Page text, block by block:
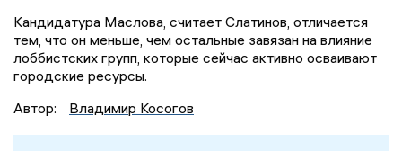
Кандидатура Маслова, считает Слатинов, отличается
тем, что он меньше, чем остальные завязан на влияние
лоббистских групп, которые сейчас активно осваивают
городские ресурсы.
Автор:
Владимир Косогов